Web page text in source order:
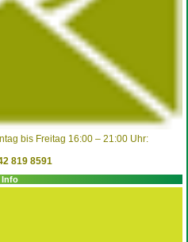
bis Freitag 16:00 – 21:00 Uhr:
819 8591
Info